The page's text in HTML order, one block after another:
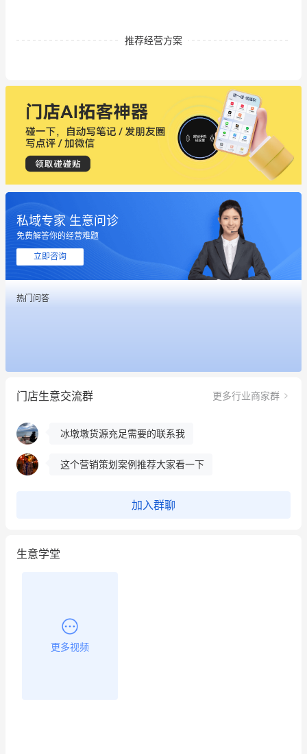
推荐经营方案
私域专家 生意问诊
免费解答你的经营难题
立即咨询
热门问答
门店生意交流群 更多行业商家群
餐饮也得靠私域和服务提高竞争力
昨晚的直播课程太好啦❤️
冰墩墩货源充足需要的联系我
这个营销策划案例推荐大家看一下
加入群聊
生意学堂
更多视频